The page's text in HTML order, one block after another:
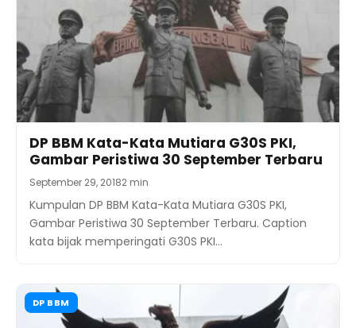
DP BBM Kata-Kata Mutiara G30S PKI,
Gambar Peristiwa 30 September Terbaru
September 29, 20182 min
Kumpulan DP BBM Kata-Kata Mutiara G30S PKI,
Gambar Peristiwa 30 September Terbaru. Caption
kata bijak memperingati G30S PKI…
DP BBM